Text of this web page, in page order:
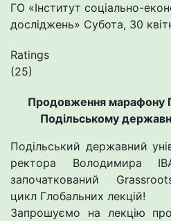
ГО «Інститут соціально-
досліджень» Субота, 30
Ratings
(25)
Продовження марафону
Подільському
Подільський державний
ректора Володимира
започаткований
цикл Глобальних лекцій!
Запрошуємо на лекцію